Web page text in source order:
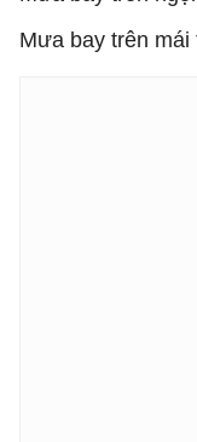
Mưa bay trên mái